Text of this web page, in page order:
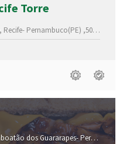
Torre
Recife- Pernambuco(PE) ,50710-000
dos Guararapes-Pernambuco(PE)